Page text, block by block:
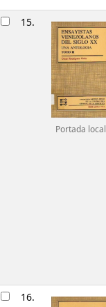
15.
Portada local
16.